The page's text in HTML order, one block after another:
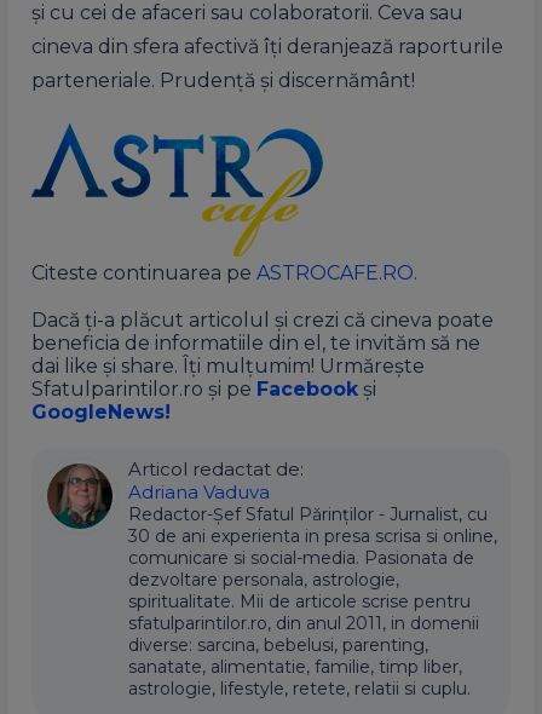
și cu cei de afaceri sau colaboratorii. Ceva sau
cineva din sfera afectivă îți deranjează raporturile
parteneriale. Prudență și discernământ!
Citeste continuarea pe ASTROCAFE.RO.
Dacă ți-a plăcut articolul și crezi că cineva poate
beneficia de informatiile din el, te invităm să ne
dai like și share. Îți mulțumim! Urmărește
Sfatulparintilor.ro și pe Facebook și
GoogleNews!
Articol redactat de:
Adriana Vaduva
Redactor-Șef Sfatul Părinților - Jurnalist, cu
30 de ani experienta in presa scrisa si online,
comunicare si social-media. Pasionata de
dezvoltare personala, astrologie,
spiritualitate. Mii de articole scrise pentru
sfatulparintilor.ro, din anul 2011, in domenii
diverse: sarcina, bebelusi, parenting,
sanatate, alimentatie, familie, timp liber,
astrologie, lifestyle, retete, relatii si cuplu.